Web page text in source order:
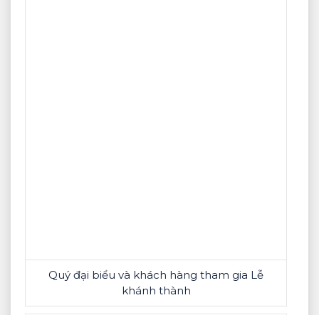
Quý đại biểu và khách hàng tham gia Lễ
khánh thành